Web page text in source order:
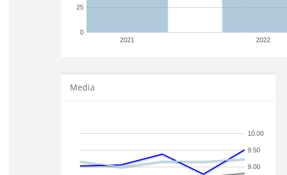
2021 2022
0
25
Media
9.00
9.50
10.00